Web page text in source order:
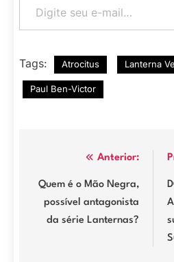
Tags: Atrocitus Lanterna
Paul Ben-Victor
Navegação
de
Post
Anterior:
Quem é o Mão Negra,
possível antagonista
da série Lanternas?